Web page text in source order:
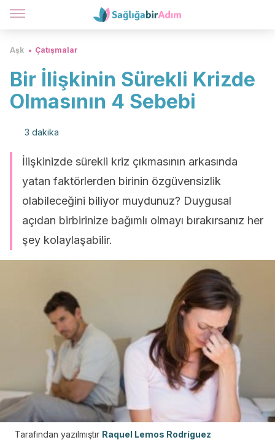
Aşk Çatışmalar
Bir İlişkinin Sürekli Krizde
Olmasının 4 Sebebi
3 dakika
İlişkinizde sürekli kriz çıkmasının arkasında
yatan faktörlerden birinin özgüvensizlik
olabileceğini biliyor muydunuz? Duygusal
açıdan birbirinize bağımlı olmayı bırakırsanız her
şey kolaylaşabilir.
Tarafından yazılmıştır Raquel Lemos Rodríguez